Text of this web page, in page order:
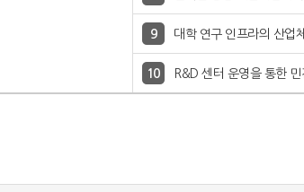
대학 연구 인프라의 산업
R&D 센터 운영을 통한